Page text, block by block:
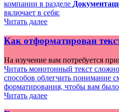
компании в разделе
включает в себя:
Читать далее
Как отформатирован
На изучение вам потребуется
Читать монотонный текст
способов облегчить понимание
форматирования, чтобы вам было
Читать далее